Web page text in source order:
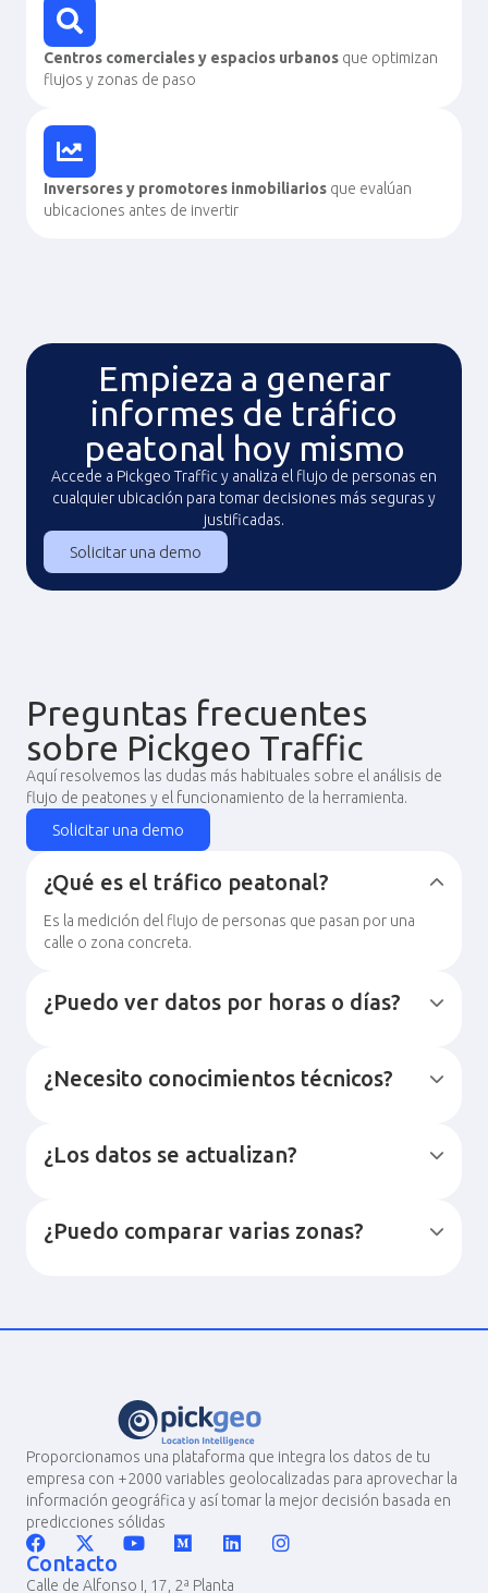
Centros comerciales y espacios urbanos que optimizan
flujos y zonas de paso
Inversores y promotores inmobiliarios que evalúan
ubicaciones antes de invertir
Empieza a generar
informes de tráfico
peatonal hoy mismo
Accede a Pickgeo Traffic y analiza el flujo de personas en
cualquier ubicación para tomar decisiones más seguras y
justificadas.
Solicitar una demo
Preguntas frecuentes
sobre Pickgeo Traffic
Aquí resolvemos las dudas más habituales sobre el análisis de
flujo de peatones y el funcionamiento de la herramienta.
Solicitar una demo
¿Qué es el tráfico peatonal?
Es la medición del flujo de personas que pasan por una
calle o zona concreta.
¿Puedo ver datos por horas o días?
¿Necesito conocimientos técnicos?
¿Los datos se actualizan?
¿Puedo comparar varias zonas?
Proporcionamos una plataforma que integra los datos de tu
empresa con +2000 variables geolocalizadas para aprovechar la
información geográfica y así tomar la mejor decisión basada en
predicciones sólidas
Contacto
Calle de Alfonso I, 17, 2ª Planta